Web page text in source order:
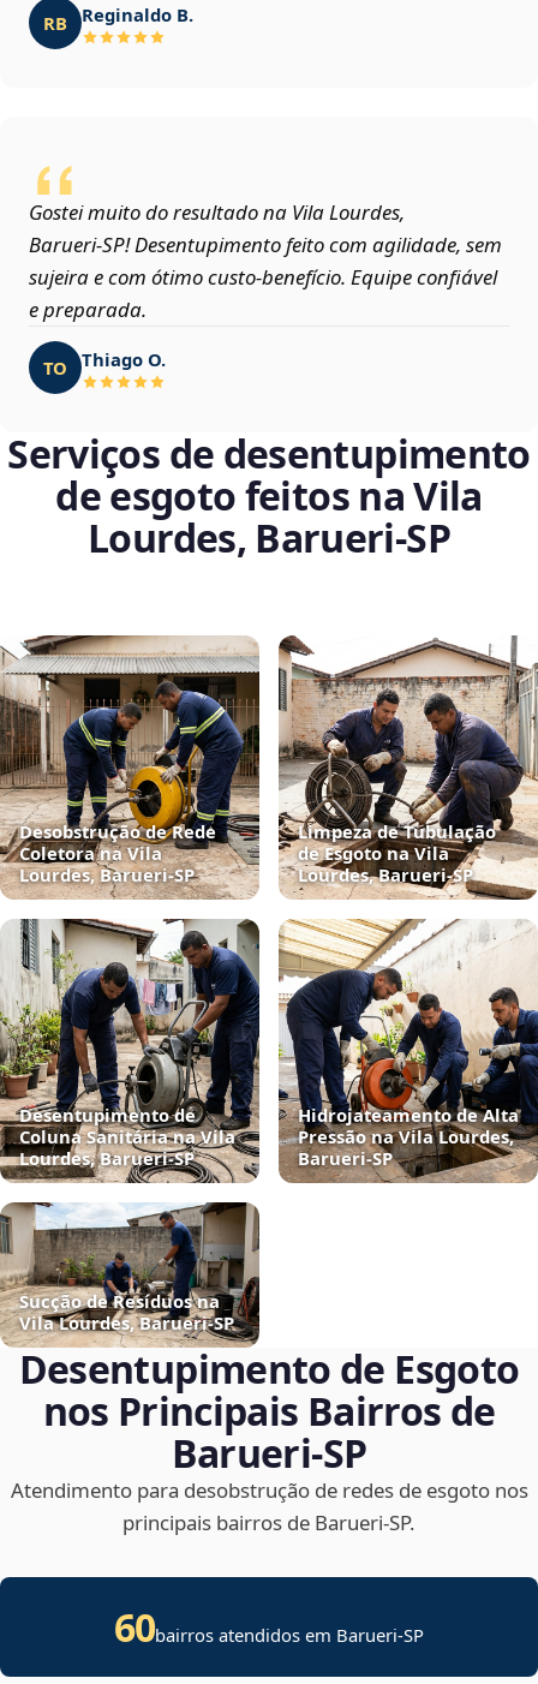
RB Reginaldo B.
Gostei muito do resultado na Vila Lourdes,
Barueri‑SP! Desentupimento feito com agilidade, sem
sujeira e com ótimo custo-benefício. Equipe confiável
e preparada.
TO Thiago O.
Serviços de desentupimento
de esgoto feitos na Vila
Lourdes, Barueri‑SP
Desobstrução de Rede
Coletora na Vila
Lourdes, Barueri‑SP
Limpeza de Tubulação
de Esgoto na Vila
Lourdes, Barueri‑SP
Desentupimento de
Coluna Sanitária na Vila
Lourdes, Barueri‑SP
Hidrojateamento de Alta
Pressão na Vila Lourdes,
Barueri‑SP
Sucção de Resíduos na
Vila Lourdes, Barueri‑SP
Desentupimento de Esgoto
nos Principais Bairros de
Barueri‑SP
Atendimento para desobstrução de redes de esgoto nos
principais bairros de Barueri‑SP.
60bairros atendidos em Barueri-SP